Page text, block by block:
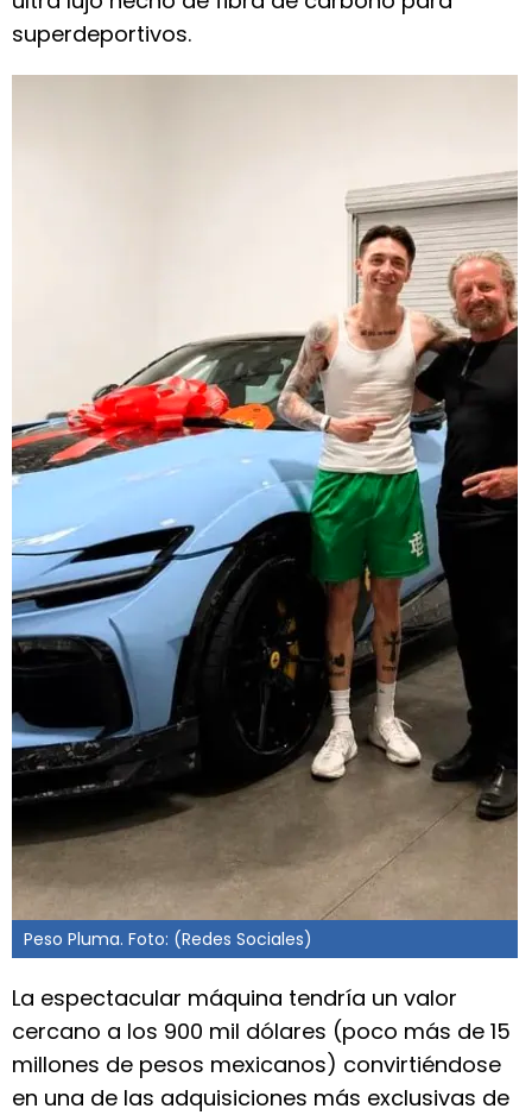
superdeportivos.
Peso Pluma. Foto: (Redes Sociales)
La espectacular máquina tendría un valor
cercano a los 900 mil dólares (poco más de 15
millones de pesos mexicanos) convirtiéndose
en una de las adquisiciones más exclusivas de